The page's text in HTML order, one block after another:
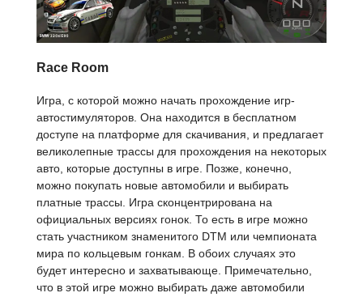
Race Room
Игра, с которой можно начать прохождение игр-
автостимуляторов. Она находится в бесплатном
доступе на платформе для скачивания, и предлагает
великолепные трассы для прохождения на некоторых
авто, которые доступны в игре. Позже, конечно,
можно покупать новые автомобили и выбирать
платные трассы. Игра сконцентрирована на
официальных версиях гонок. То есть в игре можно
стать участником знаменитого DTM или чемпионата
мира по кольцевым гонкам. В обоих случаях это
будет интересно и захватывающе. Примечательно,
что в этой игре можно выбирать даже автомобили